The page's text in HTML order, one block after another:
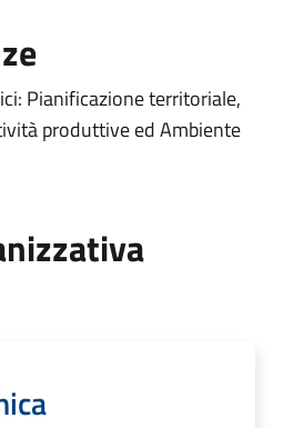
Pianificazione territoriale,
produttive ed Ambiente